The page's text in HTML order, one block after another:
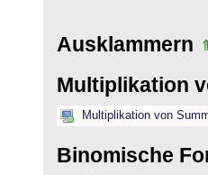
Ausklammern
Multiplikation
Multiplikation von
Binomische